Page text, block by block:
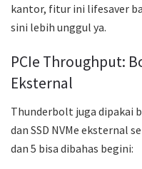
kantor, fitur ini lifesaver
sini lebih unggul ya.
PCIe Throughput:
Eksternal
Thunderbolt juga dipakai
dan SSD NVMe eksternal
dan 5 bisa dibahas begini: